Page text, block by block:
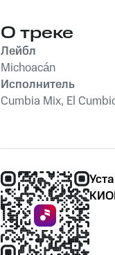
О треке
Лейбл
Michoacán
Исполнитель
Cumbia Mix, El